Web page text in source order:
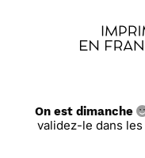
On est dimanche
validez-le dans les